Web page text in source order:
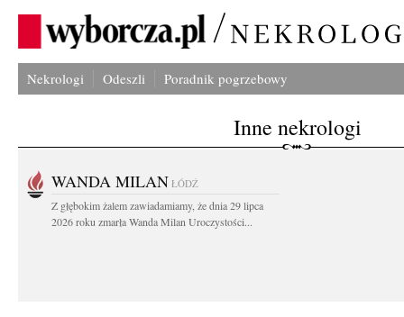
Nekrologi Odeszli Poradnik pogrzebowy
Inne nekrologi
WANDA MILAN ŁÓDŹ
Z głębokim żalem zawiadamiamy, że dnia 29 lipca
2026 roku zmarła Wanda Milan Uroczystości...